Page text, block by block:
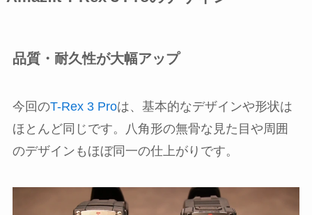
品質・耐久性が大幅アップ
今回のT-Rex 3 Proは、基本的なデザインや形状は
ほとんど同じです。八角形の無骨な見た目や周囲
のデザインもほぼ同一の仕上がりです。